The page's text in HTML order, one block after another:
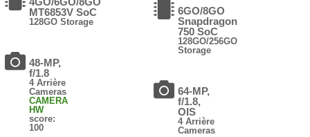
MT6853V SoC
128GO Storage
48-MP,
f/1.8
4 Arrière
Cameras
CAMERA
HW
score:
100
6GO/8GO
Snapdragon
750 SoC
128GO/256GO
Storage
64-MP,
f/1.8,
OIS
4 Arrière
Cameras